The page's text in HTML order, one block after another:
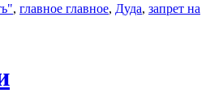
, главное главное, Дуда, запрет на